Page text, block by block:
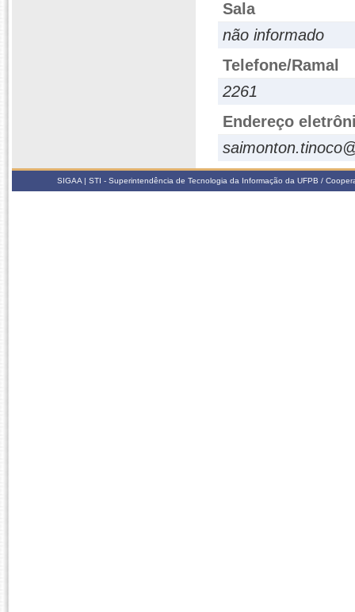
Sala
não informado
Telefone/Ramal
2261
Endereço
SIGAA | STI - Superintendência de Tecnologia da Informação da UFPB /